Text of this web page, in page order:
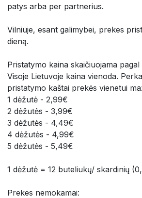
patys arba per partnerius.
Vilniuje, esant galimybei, prekes
dieną.
Pristatymo kaina skaičiuojama
Visoje Lietuvoje kaina vienoda.
pristatymo kaštai prekės vienetui
1 dėžutė - 2,99€
2 dėžutės - 3,99€
3 dėžutės - 4,49€
4 dėžutės - 4,99€
5 dėžutės - 5,49€
1 dėžutė = 12 buteliukų/ skardinių
Prekes nemokamai: